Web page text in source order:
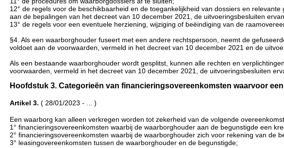
12° de regels voor de beschikbaarheid en de toegankelijkheid van dossiers en
aan de bepalingen van het decreet van 10 december 2021, de uitvoeringsbesluiten
13° de regels voor een eventuele herziening, wijziging of beëindiging van de
§4. Als een waarborghouder fuseert met een andere rechtspersoon, neemt de
voldoet aan de voorwaarden, vermeld in het decreet van 10 december 2021 en de
Als een bestaande waarborghouder wordt gesplitst, kunnen alle rechten en
voorwaarden, vermeld in het decreet van 10 december 2021, de uitvoeringsbesluiten
Hoofdstuk 3. Categorieën van financieringsovereenkomsten waarvoor
Artikel 3. ( 28/01/2023 - ... )
Een waarborg kan alleen verkregen worden tot zekerheid van de volgende
1° financieringsovereenkomsten waarbij de waarborghouder aan de begunstigde een
2° financieringsovereenkomsten waarbij de waarborghouder zich voor rekening van
3° leasingovereenkomsten tussen de waarborghouder en de begunstigde;